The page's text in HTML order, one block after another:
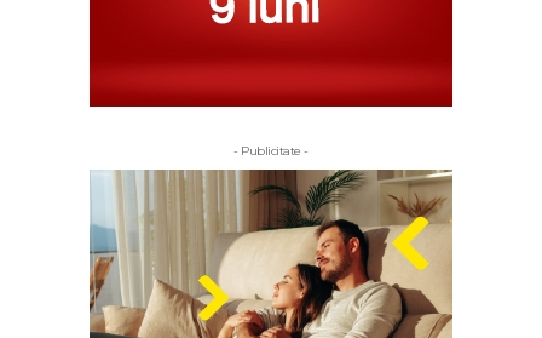
- Publicitate -